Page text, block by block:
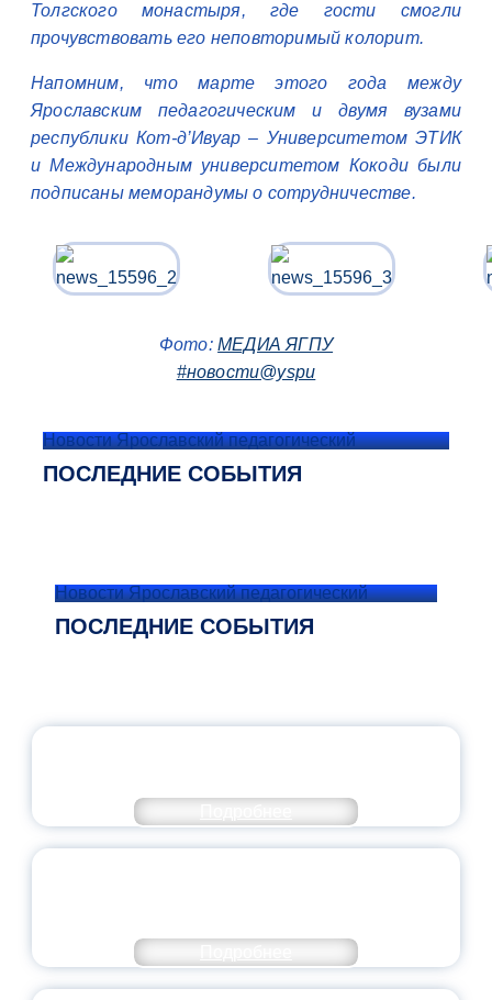
Толгского монастыря, где гости смогли
прочувствовать его неповторимый колорит.
Напомним, что марте этого года между
Ярославским педагогическим и двумя вузами
республики Кот-д’Ивуар – Университетом ЭТИК
и Международным университетом Кокоди были
подписаны меморандумы о сотрудничестве.
Фото:МЕДИА ЯГПУ
#новости@yspu
Новости Ярославский педагогический
ПОСЛЕДНИЕ СОБЫТИЯ
Новости Ярославский педагогический
ПОСЛЕДНИЕ СОБЫТИЯ